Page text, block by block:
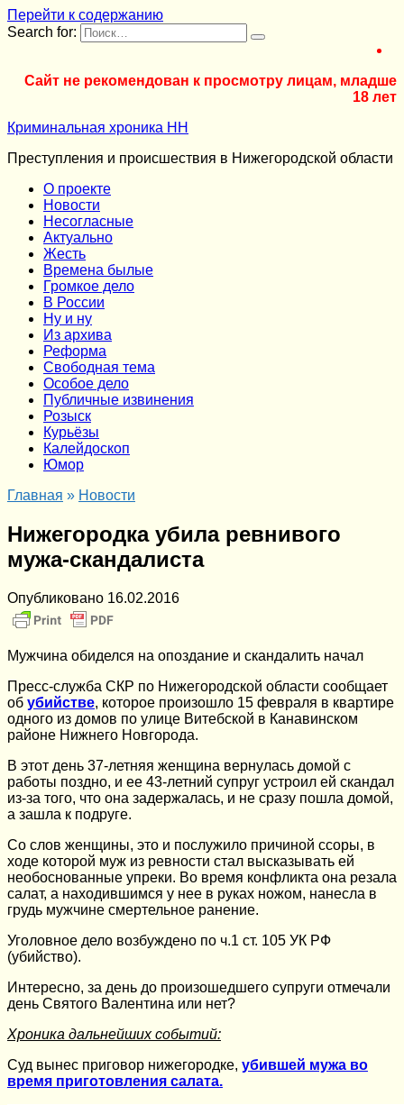
Перейти к содержанию
Search for:
Сайт не рекомендован к просмотру лицам, младше
18 лет
Криминальная хроника НН
Преступления и происшествия в Нижегородской области
О проекте
Новости
Несогласные
Актуально
Жесть
Времена былые
Громкое дело
В России
Ну и ну
Из архива
Реформа
Cвободная тема
Особое дело
Публичные извинения
Розыск
Курьёзы
Калейдоскоп
Юмор
Главная » Новости
Нижегородка убила ревнивого
мужа-скандалиста
Опубликовано 16.02.2016
Мужчина обиделся на опоздание и скандалить начал
Пресс-служба СКР по Нижегородской области сообщает
об убийстве, которое произошло 15 февраля в квартире
одного из домов по улице Витебской в Канавинском
районе Нижнего Новгорода.
В этот день 37-летняя женщина вернулась домой с
работы поздно, и ее 43-летний супруг устроил ей скандал
из-за того, что она задержалась, и не сразу пошла домой,
а зашла к подруге.
Со слов женщины, это и послужило причиной ссоры, в
ходе которой муж из ревности стал высказывать ей
необоснованные упреки. Во время конфликта она резала
салат, а находившимся у нее в руках ножом, нанесла в
грудь мужчине смертельное ранение.
Уголовное дело возбуждено по ч.1 ст. 105 УК РФ
(убийство).
Интересно, за день до произошедшего супруги отмечали
день Святого Валентина или нет?
Хроника дальнейших событий:
Суд вынес приговор нижегородке, убившей мужа во
время приготовления салата.